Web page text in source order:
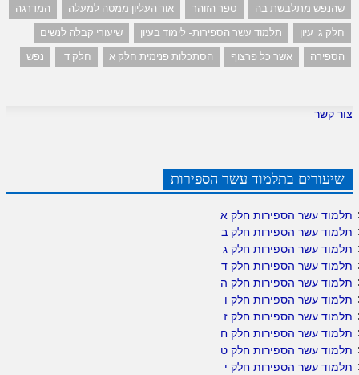
שהנפש מתלבשת בה
ספר הזוהר אור העליון ממטה למעלה
המדרגה
חלק ג' עיון
תלמוד עשר הספירות- לימוד בעיון
שיעורי קבלה לנשים
הספירה
אשר כל פרצוף הסתכלות פנימית חלק א חלק ד' נפש
צור קשר
שיעורים בתלמוד עשר הספירות
תלמוד עשר הספירות חלק א
תלמוד עשר הספירות חלק ב
תלמוד עשר הספירות חלק ג
תלמוד עשר הספירות חלק ד
תלמוד עשר הספירות חלק ה
תלמוד עשר הספירות חלק ו
תלמוד עשר הספירות חלק ז
תלמוד עשר הספירות חלק ח
תלמוד עשר הספירות חלק ט
תלמוד עשר הספירות חלק י